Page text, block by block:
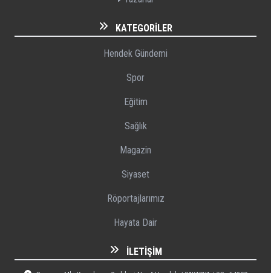
KATEGORILER
Hendek Gündemi
Spor
Eğitim
Sağlık
Magazin
Siyaset
Röportajlarımız
Hayata Dair
İLETIŞIM